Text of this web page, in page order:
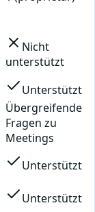
Nicht
unterstützt
Unterstützt
Übergreifende
Fragen zu
Meetings
Unterstützt
Unterstützt